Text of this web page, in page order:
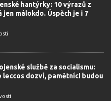
hantýrky: 10 výrazů z
jen málokdo. Úspěch je i 7
službě za socialismu:
leccos dozví, pamětníci budou